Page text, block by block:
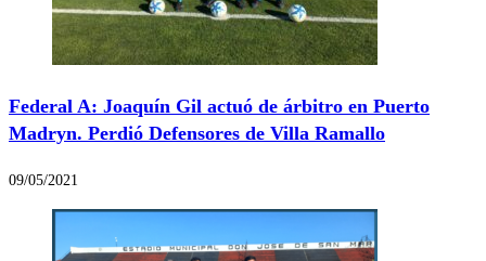
Federal A: Joaquín Gil actuó de árbitro en Puerto
Madryn. Perdió Defensores de Villa Ramallo
09/05/2021